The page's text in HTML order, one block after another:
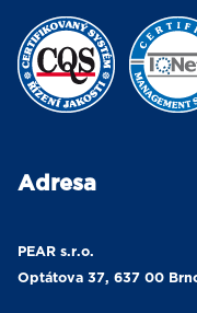
Adresa
PEAR s.r.o.
Optátova 37, 637 00